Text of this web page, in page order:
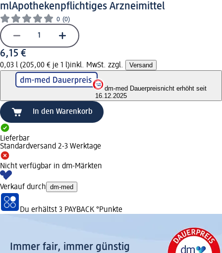
mlApothekenpflichtiges Arzneimittel
0 (0)
6,15 €
0,03 l (205,00 € je 1 l)inkl. MwSt. zzgl. Versand
dm-med Dauerpreisnicht erhöht seit
16.12.2025
In den Warenkorb
Lieferbar
Standardversand 2-3 Werktage
Nicht verfügbar in dm-Märkten
Verkauf durch dm-med
Du erhältst 3 PAYBACK °Punkte
Immer fair,­ immer günstig